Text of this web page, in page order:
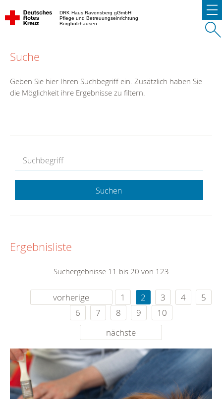
DRK Haus Ravensberg gGmbH
Pflege und Betreuungseinrichtung
Borgholzhausen
Suche
Geben Sie hier Ihren Suchbegriff ein. Zusätzlich haben Sie
die Möglichkeit ihre Ergebnisse zu filtern.
Suchen
Ergebnisliste
Suchergebnisse 11 bis 20 von 123
vorherige 1 2 3 4
5
6
7 8 9
10
nächste